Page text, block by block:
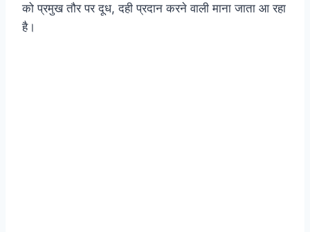
को प्रमुख तौर पर दूध, दही प्रदान करने वाली माना जाता आ रहा
है।